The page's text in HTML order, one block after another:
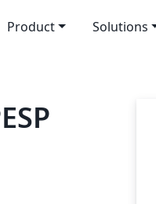
Product Solutions